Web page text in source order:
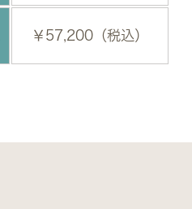
￥57,200（税込）